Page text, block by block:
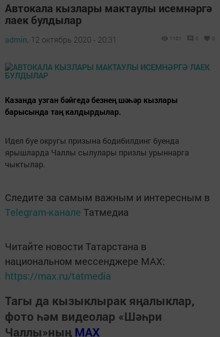
Автокала кызлары мактаулы исемнәргә
лаек булдылар
admin, 12 октябрь 2020 - 20:31 1101 0 0
Казанда узган бәйгедә безнең шәһәр кызлары
барысында таң калдырдылар.
Идел буе округы призына бодибилдинг буенда
ярышларда Чаллы сылулары призлы урыннарга
чыктылар.
Следите за самым важным и интересным в
Telegram-канале Татмедиа
Читайте новости Татарстана в
национальном мессенджере MАХ:
https://max.ru/tatmedia
Тагы да кызыклырак яңалыклар,
фото һәм видеолар «Шәһри
Чаллы»ның MAX